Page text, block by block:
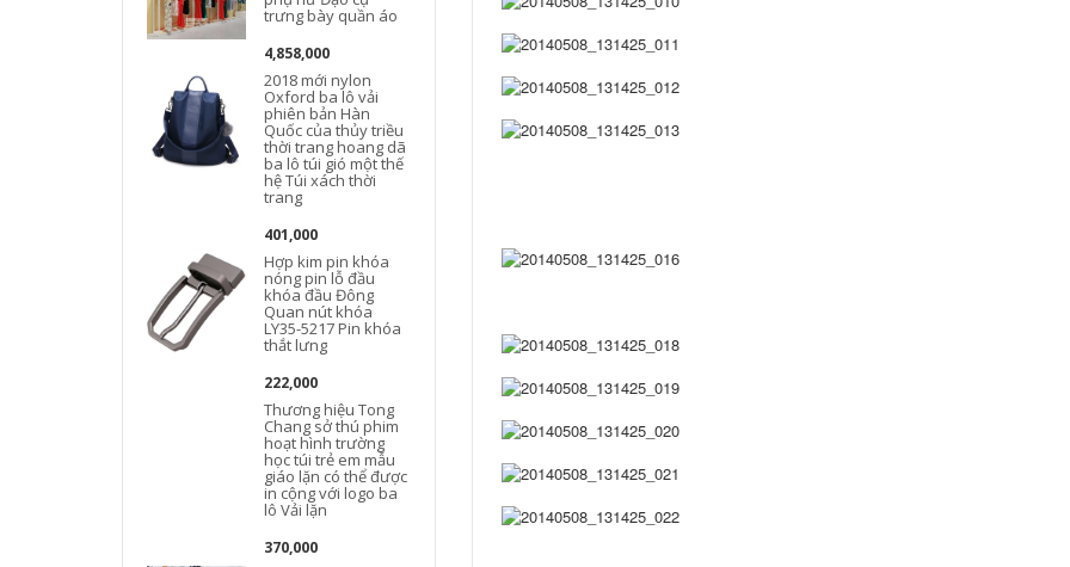
trưng bày quần áo
4,858,000
2018 mới nylon
Oxford ba lô vải
phiên bản Hàn
Quốc của thủy triều
thời trang hoang dã
ba lô túi gió một thế
hệ Túi xách thời
trang
401,000
Hợp kim pin khóa
nóng pin lỗ đầu
khóa đầu Đông
Quan nút khóa
LY35-5217 Pin khóa
thắt lưng
222,000
Thương hiệu Tong
Chang sở thú phim
hoạt hình trường
học túi trẻ em mẫu
giáo lặn có thể được
in cộng với logo ba
lô Vải lặn
370,000